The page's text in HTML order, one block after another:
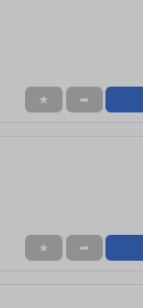
★ ➦
★ ➦